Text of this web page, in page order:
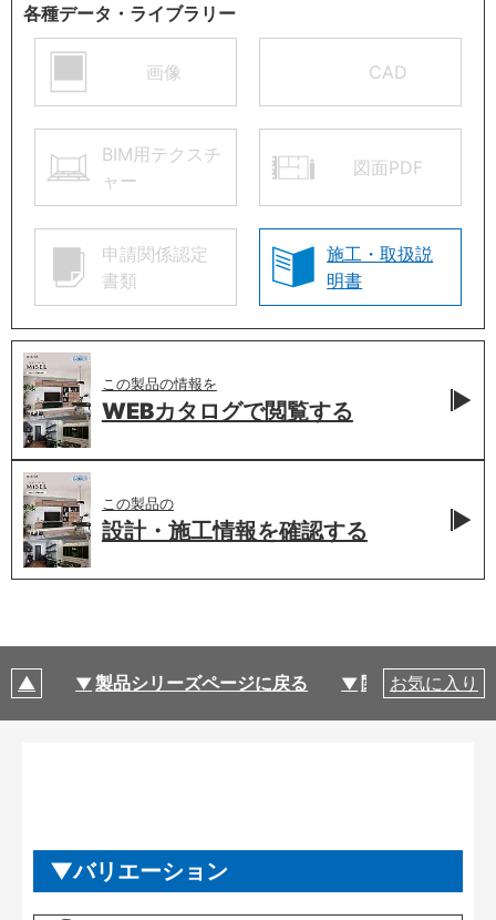
各種データ・ライブラリー
画像 CAD
BIM用テクスチ
ャー
図面PDF
申請関係認定
書類
施工・取扱説
明書
この製品の情報を
WEBカタログで閲覧する
この製品の
設計・施工情報を確認する
製品シリーズページに戻る 関連部材・関連
お気に入り
バリエーション